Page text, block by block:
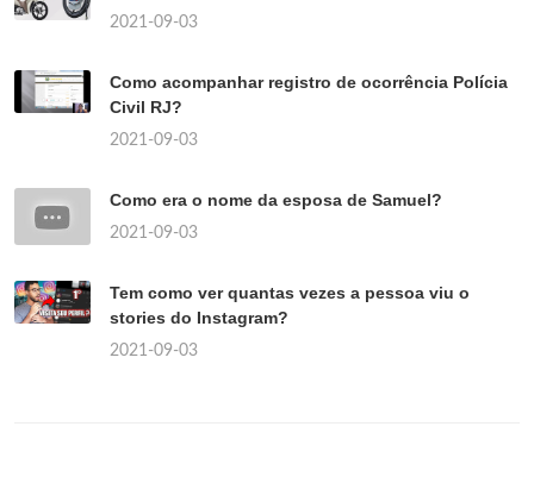
2021-09-03
Como acompanhar registro de ocorrência Polícia
Civil RJ?
2021-09-03
Como era o nome da esposa de Samuel?
2021-09-03
Tem como ver quantas vezes a pessoa viu o
stories do Instagram?
2021-09-03